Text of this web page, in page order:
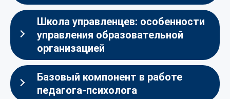
Школа управленцев: особенности
управления образовательной
организацией
Базовый компонент в работе
педагога-психолога